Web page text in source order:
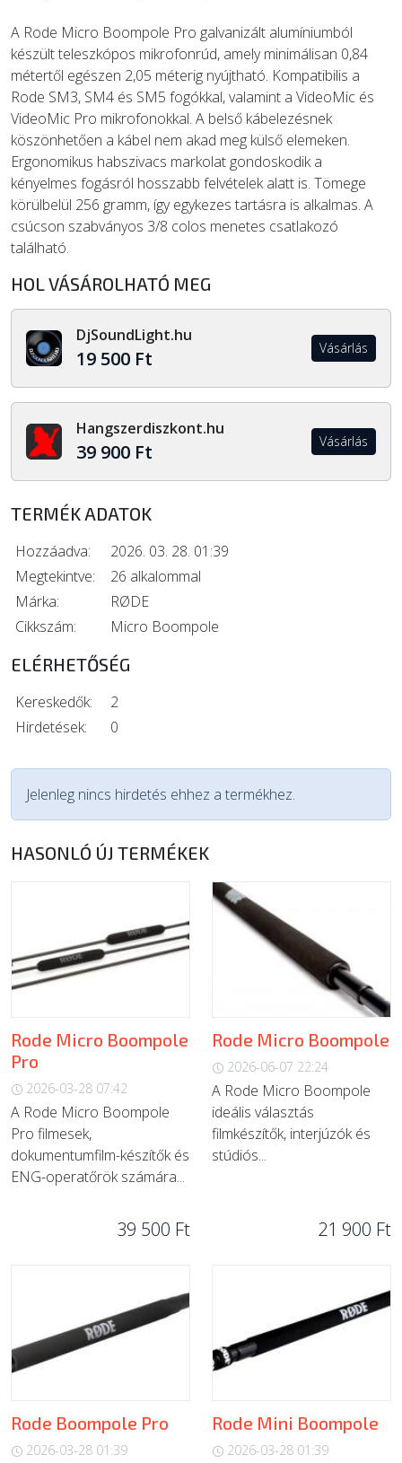
A Rode Micro Boompole Pro galvanizált alumíniumból
készült teleszkópos mikrofonrúd, amely minimálisan 0,84
métertől egészen 2,05 méterig nyújtható. Kompatibilis a
Rode SM3, SM4 és SM5 fogókkal, valamint a VideoMic és
VideoMic Pro mikrofonokkal. A belső kábelezésnek
köszönhetően a kábel nem akad meg külső elemeken.
Ergonomikus habszivacs markolat gondoskodik a
kényelmes fogásról hosszabb felvételek alatt is. Tömege
körülbelül 256 gramm, így egykezes tartásra is alkalmas. A
csúcson szabványos 3/8 colos menetes csatlakozó
található.
HOL VÁSÁROLHATÓ MEG
DjSoundLight.hu
19 500 Ft Vásárlás
Hangszerdiszkont.hu
39 900 Ft Vásárlás
TERMÉK ADATOK
Hozzáadva:
2026. 03. 28. 01:39
Megtekintve:
26 alkalommal
Márka:
RØDE
Cikkszám:
Micro Boompole
ELÉRHETŐSÉG
Kereskedők:
2
Hirdetések:
0
Jelenleg nincs hirdetés ehhez a termékhez.
HASONLÓ ÚJ TERMÉKEK
Rode Micro Boompole
Pro
2026-03-28 07:42
A Rode Micro Boompole
Pro filmesek,
dokumentumfilm-készítők és
ENG-operatőrök számára...
39 500 Ft
Rode Micro Boompole
2026-06-07 22:24
A Rode Micro Boompole
ideális választás
filmkészítők, interjúzók és
stúdiós...
21 900 Ft
Rode Boompole Pro
2026-03-28 01:39
Rode Mini Boompole
2026-03-28 01:39